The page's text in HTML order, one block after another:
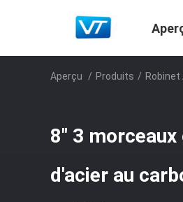
Aperçu / Produits /
8" 3
d'acier au